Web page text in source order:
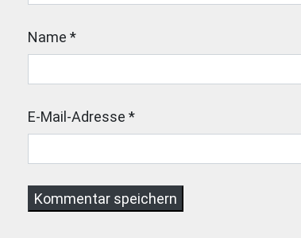
Name *
E-Mail-Adresse *